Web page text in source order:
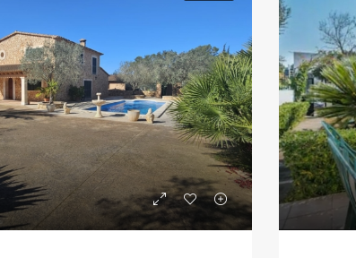
EN VENTA
DESTACADO